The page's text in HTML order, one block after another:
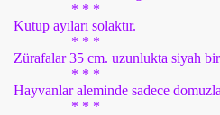
* * *
Kutup ayıları solaktır.
* * *
Zürafalar 35 cm. uzunlukta siyah
* * *
Hayvanlar aleminde sadece
* * *